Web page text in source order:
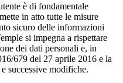
è di fondamentale
in atto tutte le misure
sicuro delle informazioni
si impegna a rispettare
dei dati personali e, in
679 del 27 aprile 2016 e la
successive modifiche.